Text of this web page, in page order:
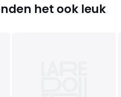
het ook leuk